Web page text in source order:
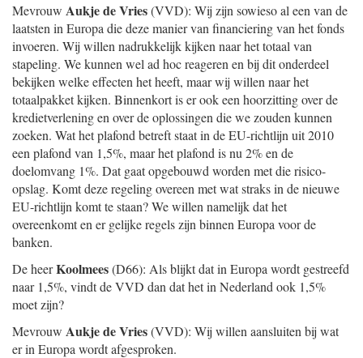
Mevrouw Aukje de Vries(VVD): Wij zijn sowieso al een van de
laatsten in Europa die deze manier van financiering van het fonds
invoeren. Wij willen nadrukkelijk kijken naar het totaal van
stapeling. We kunnen wel ad hoc reageren en bij dit onderdeel
bekijken welke effecten het heeft, maar wij willen naar het
totaalpakket kijken. Binnenkort is er ook een hoorzitting over de
kredietverlening en over de oplossingen die we zouden kunnen
zoeken. Wat het plafond betreft staat in de EU-richtlijn uit 2010
een plafond van 1,5%, maar het plafond is nu 2% en de
doelomvang 1%. Dat gaat opgebouwd worden met die risico-
opslag. Komt deze regeling overeen met wat straks in de nieuwe
EU-richtlijn komt te staan? We willen namelijk dat het
overeenkomt en er gelijke regels zijn binnen Europa voor de
banken.
De heerKoolmees(D66): Als blijkt dat in Europa wordt gestreefd
naar 1,5%, vindt de VVD dan dat het in Nederland ook 1,5%
moet zijn?
Mevrouw Aukje de Vries(VVD): Wij willen aansluiten bij wat
er in Europa wordt afgesproken.